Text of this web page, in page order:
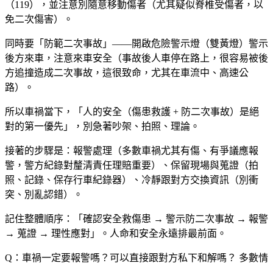
（119），並注意別隨意移動傷者（尤其疑似脊椎受傷者，以
免二次傷害）。
同時要「防範二次事故」——開啟危險警示燈（雙黃燈）警示
後方來車，注意來車安全（事故後人車停在路上，很容易被後
方追撞造成二次事故，這很致命，尤其在車流中、高速公
路）。
所以車禍當下，「人的安全（傷患救護 + 防二次事故）是絕
對的第一優先」，別急著吵架、拍照、理論。
接著的步驟是：報警處理（多數車禍尤其有傷、有爭議應報
警，警方紀錄對釐清責任理賠重要）、保留現場與蒐證（拍
照、記錄、保存行車紀錄器）、冷靜跟對方交換資訊（別衝
突、別亂認錯）。
記住整體順序：「確認安全救傷患 → 警示防二次事故 → 報警
→ 蒐證 → 理性應對」。人命和安全永遠排最前面。
Q：車禍一定要報警嗎？可以直接跟對方私下和解嗎？ 多數情